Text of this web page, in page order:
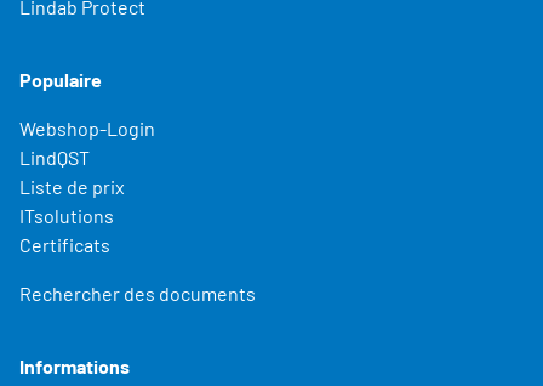
Lindab Protect
Populaire
Webshop-Login
LindQST
Liste de prix
ITsolutions
Certificats
Rechercher des documents
Informations